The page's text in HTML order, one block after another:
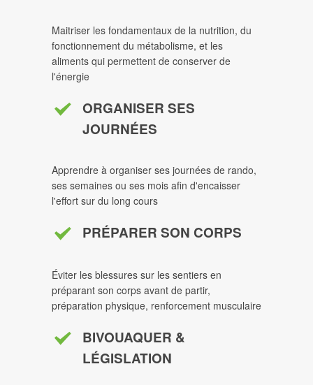
Maitriser les fondamentaux de la nutrition, du
fonctionnement du métabolisme, et les
aliments qui permettent de conserver de
l'énergie
ORGANISER SES
JOURNÉES
Apprendre à organiser ses journées de rando,
ses semaines ou ses mois afin d'encaisser
l'effort sur du long cours
PRÉPARER SON CORPS
Éviter les blessures sur les sentiers en
préparant son corps avant de partir,
préparation physique, renforcement musculaire
BIVOUAQUER &
LÉGISLATION